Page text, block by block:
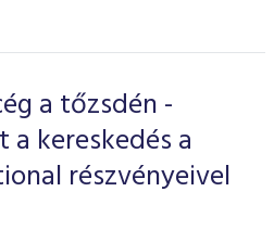
a tőzsdén -
kereskedés a
részvényeivel